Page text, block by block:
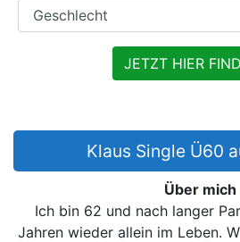
Geschlecht
Klaus Single Ü60
Über mich
Ich bin 62 und nach langer
Jahren wieder allein im Leben.